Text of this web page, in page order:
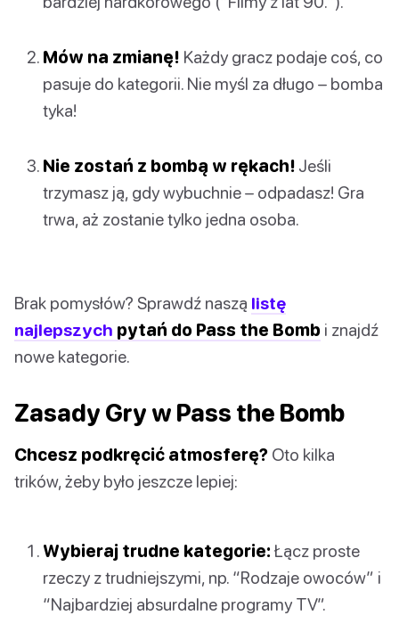
Mów na zmianę! Każdy gracz podaje coś, co
pasuje do kategorii. Nie myśl za długo – bomba
tyka!
Nie zostań z bombą w rękach! Jeśli
trzymasz ją, gdy wybuchnie – odpadasz! Gra
trwa, aż zostanie tylko jedna osoba.
Brak pomysłów? Sprawdź naszą listę
najlepszych pytań do Pass the Bomb i znajdź
nowe kategorie.
Zasady Gry w Pass the Bomb
Chcesz podkręcić atmosferę? Oto kilka
trików, żeby było jeszcze lepiej:
Wybieraj trudne kategorie: Łącz proste
rzeczy z trudniejszymi, np. “Rodzaje owoców” i
“Najbardziej absurdalne programy TV”.